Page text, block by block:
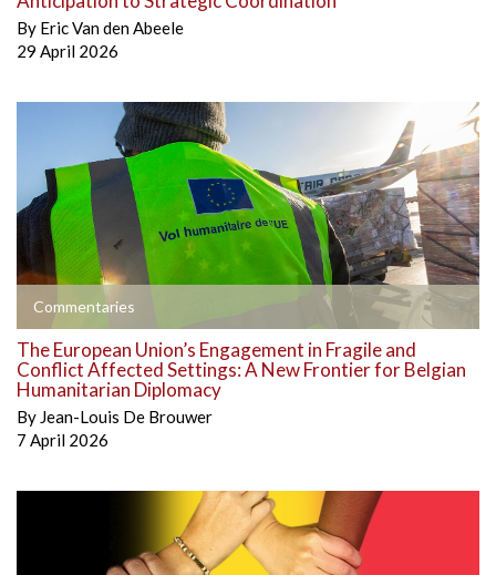
By Eric Van den Abeele
29 April 2026
Commentaries
The European Union’s Engagement in Fragile and
Conflict Affected Settings: A New Frontier for Belgian
Humanitarian Diplomacy
By Jean-Louis De Brouwer
7 April 2026